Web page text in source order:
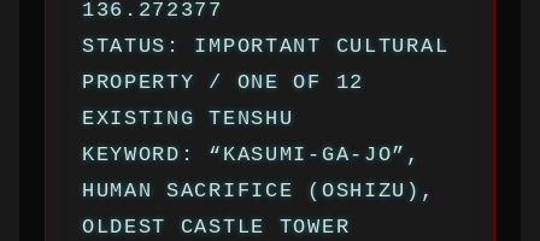
136.272377
STATUS: IMPORTANT CULTURAL
PROPERTY / ONE OF 12
EXISTING TENSHU
KEYWORD: “KASUMI-GA-JO”,
HUMAN SACRIFICE (OSHIZU),
OLDEST CASTLE TOWER